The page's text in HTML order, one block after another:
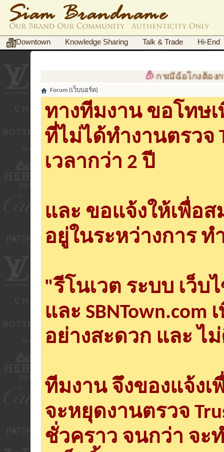
Downtown Knowledge Sharing Talk & Trade Hi-End
กรณีฉ้อโกงต้องการเอกส
Forum (เว็บบอร์ด)
ทางทีมงาน ขอโทษ
ที่ไม่ได้ทำงานตรวจ
เวลากว่า 2 ปี
และ ขอแจ้งให้เพื่อ
อยู่ในระหว่างการ ท
"รีโนเวต ระบบ เว็บ
และ
อย่างสะดวก และ ไ
ทีมงาน จึงของแจ้ง
จะหยุดงานตรวจ
ชั่วคราว จนกว่า จะ